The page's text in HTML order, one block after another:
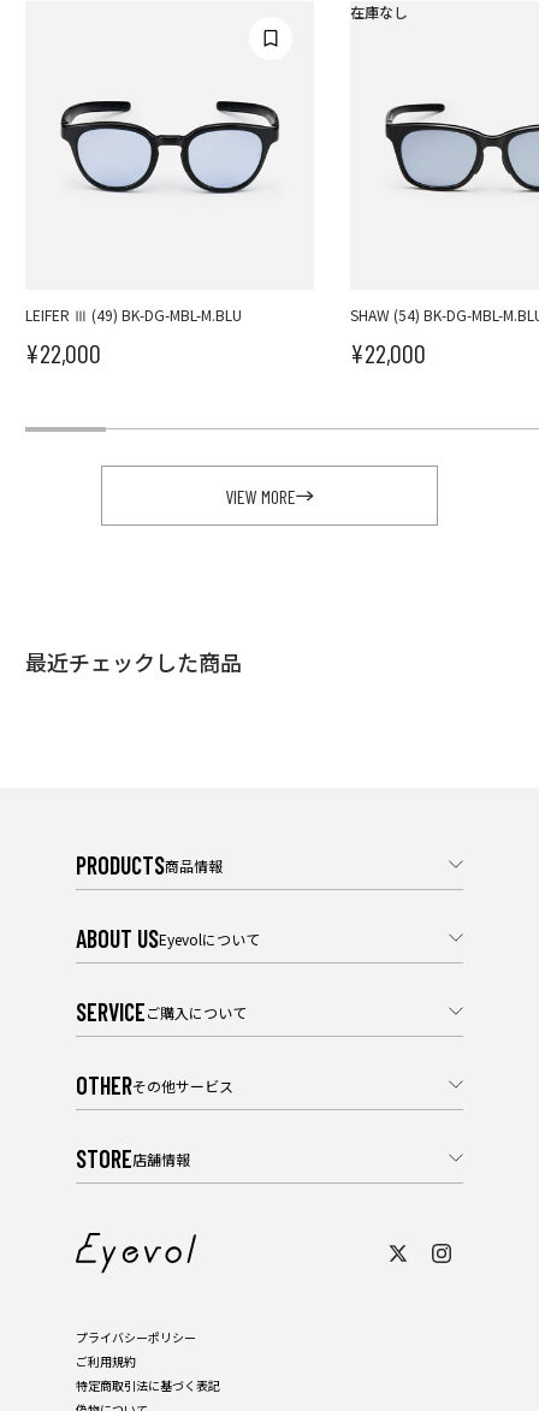
LEIFER Ⅲ (49) BK-DG-MBL-M.BLU
セール価格
¥22,000
在庫なし
SHAW (54) BK-DG-MBL-
セール価格
¥22,000
VIEW MORE
最近チェックした商品
PRODUCTS商品情報
ABOUT USEyevolについて
SERVICEご購入について
OTHERその他サービス
STORE店舗情報
プライバシーポリシー
ご利用規約
特定商取引法に基づく表記